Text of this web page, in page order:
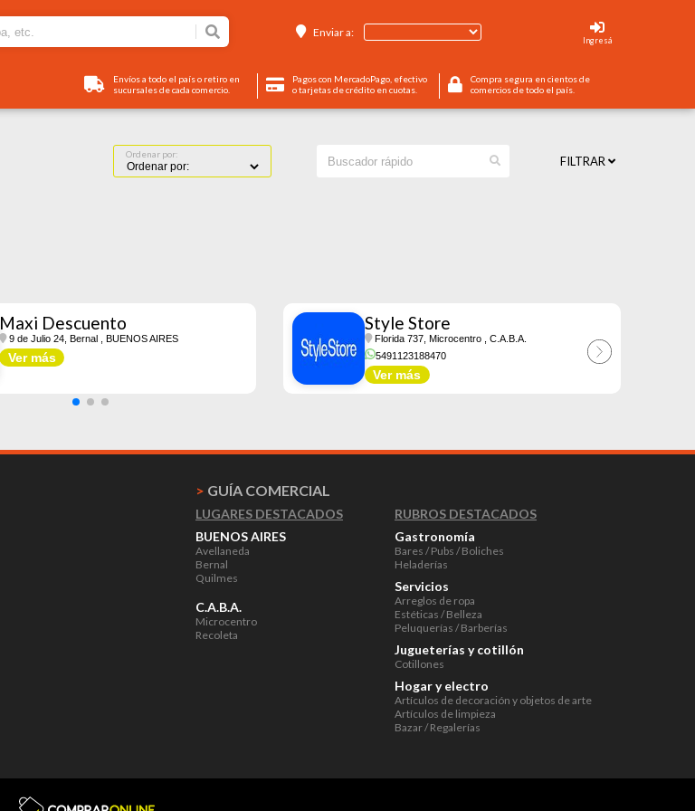
Enviar a:
Ingresá
Envíos a todo el país o retiro en
sucursales de cada comercio.
Pagos con MercadoPago, efectivo
o tarjetas de crédito en cuotas.
Compra segura en cientos de
comercios de todo el país.
Ordenar por: FILTRAR
Maxi Descuento
9 de Julio 24, Bernal , BUENOS AIRES
Ver más
Style Store
Florida 737, Microcentro
, C.A.B.A.
5491123188470
Ver más
> GUÍA COMERCIAL
LUGARES DESTACADOS
BUENOS AIRES
Avellaneda
Bernal
Quilmes
C.A.B.A.
Microcentro
Recoleta
RUBROS DESTACADOS
Gastronomía
Bares / Pubs / Boliches
Heladerías
Servicios
Arreglos de ropa
Estéticas / Belleza
Peluquerías / Barberías
Jugueterías y cotillón
Cotillones
Hogar y electro
Artículos de decoración y objetos de arte
Artículos de limpieza
Bazar / Regalerías